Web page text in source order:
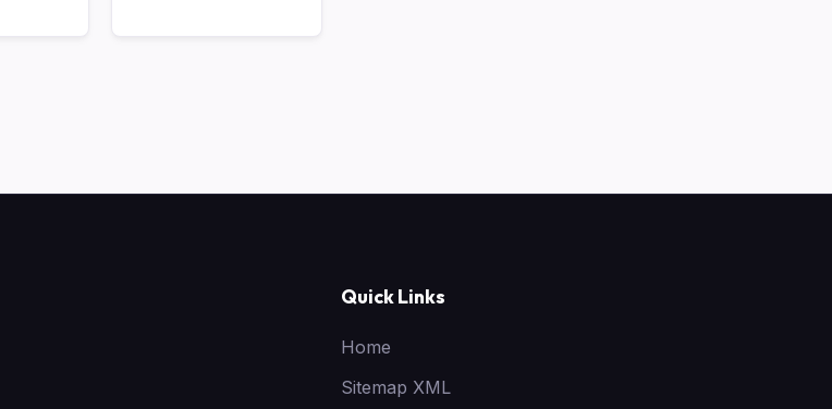
Quick Links
Home
Sitemap XML